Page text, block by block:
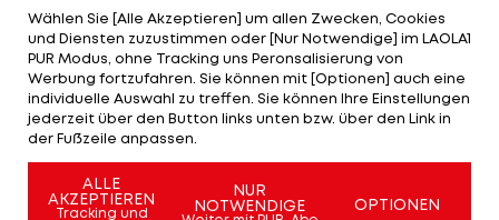
Nummer fünf des Turniers abgeben, dann dreht
Murray auf und gewinnt die weiteren Durchgänge
mit 7:5 und 6:3. Indes setzt es für Alexander Peya
und seinen brasilianischen Doppel-Partner Bruno
Soares eine 6:4,5:7,3:10-Final-Pleite gegen Bob und
Mike Bryan (USA).
Wählen Sie [Alle Akzeptieren] um allen Zwecken, Cookies
und Diensten zuzustimmen oder [Nur Notwendige] im LAOLA1
PUR Modus, ohne Tracking uns Peronsalisierung von
Werbung fortzufahren. Sie können mit [Optionen] auch eine
individuelle Auswahl zu treffen. Sie können Ihre Einstellungen
jederzeit über den Button links unten bzw. über den Link in
der Fußzeile anpassen.
ALLE
AKZEPTIEREN
Tracking und
NUR
NOTWENDIGE
OPTIONEN